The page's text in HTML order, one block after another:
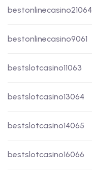
bestonlinecasino21064
bestonlinecasino9061
bestslotcasino11063
bestslotcasino13064
bestslotcasino14065
bestslotcasino16066